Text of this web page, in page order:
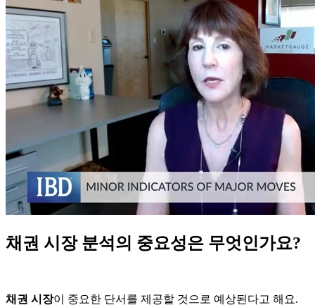
채권 시장 분석의 중요성은 무엇인가요?
채권 시장이 중요한 단서를 제공할 것으로 예상된다고 해요.